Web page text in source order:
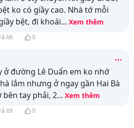
ko có giầy cao. Nhà tớ mỗi
bệt, đi khoái... Xem thêm
lời 0
ở đường Lê Duẩn em ko nhớ
lắm nhưng ở ngay gần Hai Bà
bên tay phải, 2... Xem thêm
lời 0